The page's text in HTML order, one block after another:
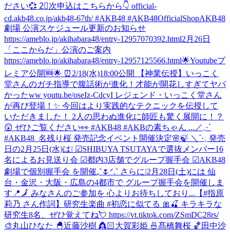
ださい💞 2⃣次申込はこちらから👇 official-
cd.akb48.co.jp/akb48-67th/ #AKB48 #AKB48OfficialShopAKB48
劇場 公演スケジュール更新のお知らせ
https://ameblo.jp/akihabara48/entry-12957070392.html2月26日
「ここからだ」公演のご案内
https://ameblo.jp/akihabara48/entry-12957125566.html🌟Youtubeプ
レミア公開🆕🌟 ⏰2/18(水)18:00公開 【神業伝授】いっこく
堂さんのガチ指導で腹話術が進化！才能が開花しすぎてヤバ
かったww youtu.be/oseIz-CdcyI レジェンド・いっこく堂さん
が再び登場！✨ 今回はより実践的なテクニックを伝授して
いただきました！ 2人の思わぬ進化に師匠も驚く展開に！？
😲 ぜひご覧ください👀 #AKB48 #AKBの素ちゃん ... ／⋰
#AKB48_名残り桜 発売記念イベント開催決定🌸🍃 ＼⋱ 発売
日の2月25日(水)は❕ ☑︎SHIBUYA TSUTAYAで選抜メンバー16
名によるお見送り会 ☑︎都内3店舗でグループ握手会 ☑︎AKB48
劇場で個別握手会 を開催₊˚🌷ᐟ.˚ さらに❕2月28日(土)には 仙
台・金沢・大阪・広島の4都市で グループ握手会を開催しま
す📍🗾 みなさんのご参加を 心よりお待ちしており... 【#指原
莉乃 さん作詞】研究生楽曲 #初恋に似てる 🎀🍒 キラキラな
研究生8名、ぜひ覚えてね💘 https://vt.tiktok.com/ZSmDC28rs/
🎨丸山ひなた 🐣近藤沙樹 👸🏻大賀彩姫 🍜髙橋舞桜 🏀田中沙